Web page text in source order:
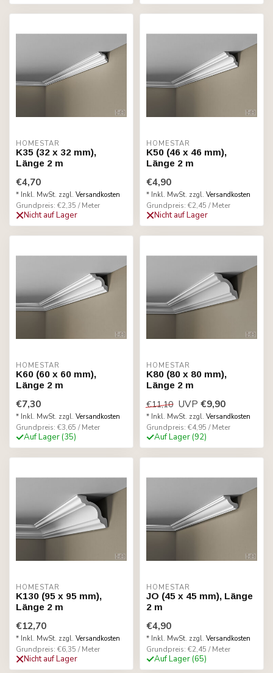
HOMESTAR
K35 (32 x 32 mm),
Länge 2 m
€4,70
* Inkl. MwSt. zzgl. Versandkosten
Grundpreis: €2,35 / Meter
Nicht auf Lager
HOMESTAR
K50 (46 x 46 mm),
Länge 2 m
€4,90
* Inkl. MwSt. zzgl. Versandkosten
Grundpreis: €2,45 / Meter
Nicht auf Lager
HOMESTAR
K60 (60 x 60 mm),
Länge 2 m
€7,30
* Inkl. MwSt. zzgl. Versandkosten
Grundpreis: €3,65 / Meter
Auf Lager (35)
HOMESTAR
K80 (80 x 80 mm),
Länge 2 m
€11,10 UVP €9,90
* Inkl. MwSt. zzgl. Versandkosten
Grundpreis: €4,95 / Meter
Auf Lager (92)
HOMESTAR
K130 (95 x 95 mm),
Länge 2 m
€12,70
* Inkl. MwSt. zzgl. Versandkosten
Grundpreis: €6,35 / Meter
Nicht auf Lager
HOMESTAR
JO (45 x 45 mm), Länge
2 m
€4,90
* Inkl. MwSt. zzgl. Versandkosten
Grundpreis: €2,45 / Meter
Auf Lager (65)